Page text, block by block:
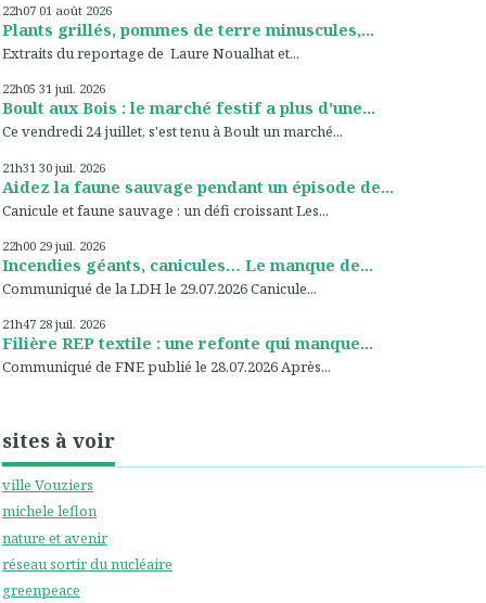
22h07 01 août 2026
Plants grillés, pommes de terre minuscules,...
Extraits du reportage de Laure Noualhat et...
22h05 31 juil. 2026
Boult aux Bois : le marché festif a plus d'une...
Ce vendredi 24 juillet, s'est tenu à Boult un marché...
21h31 30 juil. 2026
Aidez la faune sauvage pendant un épisode de...
Canicule et faune sauvage : un défi croissant Les...
22h00 29 juil. 2026
Incendies géants, canicules… Le manque de...
Communiqué de la LDH le 29.07.2026 Canicule...
21h47 28 juil. 2026
Filière REP textile : une refonte qui manque...
Communiqué de FNE publié le 28.07.2026 Après...
sites à voir
ville Vouziers
michele leflon
nature et avenir
réseau sortir du nucléaire
greenpeace